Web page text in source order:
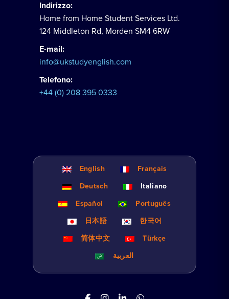
Indirizzo:
Home from Home Student Services Ltd.
124 Middleton Rd, Morden SM4 6RW
E-mail:
info@ukstudyenglish.com
Telefono:
+44 (0) 208 395 0333
English
Français
Deutsch
Italiano
Español
Português
日本語
한국어
简体中文
Türkçe
العربية